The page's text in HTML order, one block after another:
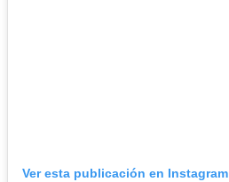
Ver esta publicación en Instagram